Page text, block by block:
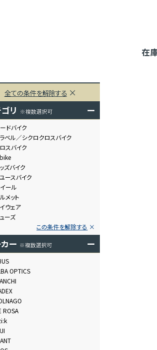
在
全ての条件を解除する
リ ※複数選択可 ー
ドバイク
ベル／シクロクロスバイク
スバイク
ズバイク
ースバイク
ール
メット
ウェア
ーズ
この条件を解除する
ー ※複数選択可 ー
OPTICS
ROSA